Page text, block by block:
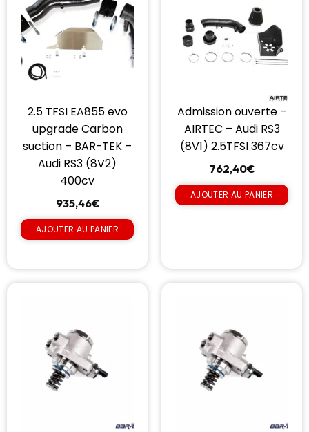
2.5 TFSI EA855 evo
upgrade Carbon
suction – BAR-TEK –
Audi RS3 (8V2)
400cv
935,46€
AJOUTER AU PANIER
Admission ouverte –
AIRTEC – Audi RS3
(8V1) 2.5TFSI 367cv
762,40€
AJOUTER AU PANIER